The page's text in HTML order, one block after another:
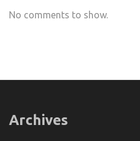
No comments to show.
Archives